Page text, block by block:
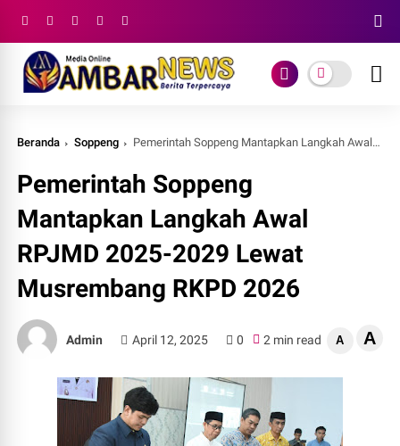
Beranda Soppeng Pemerintah Soppeng Mantapkan Langkah Awal RPJMD 2025-2029 Lewat Musrembang RKPD 2026
Pemerintah Soppeng
Mantapkan Langkah Awal
RPJMD 2025-2029 Lewat
Musrembang RKPD 2026
Admin April 12, 2025 0 2 min read A A